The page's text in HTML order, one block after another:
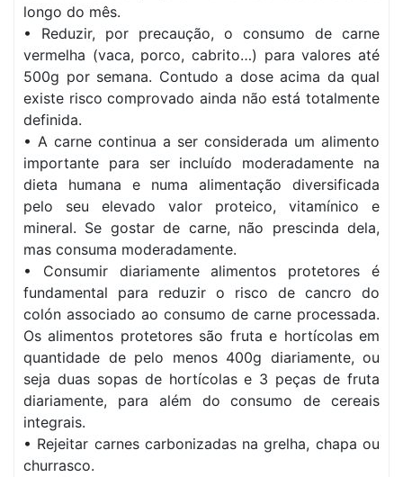
longo do mês.
• Reduzir, por precaução, o consumo de carne
vermelha (vaca, porco, cabrito…) para valores até
500g por semana. Contudo a dose acima da qual
existe risco comprovado ainda não está totalmente
definida.
• A carne continua a ser considerada um alimento
importante para ser incluído moderadamente na
dieta humana e numa alimentação diversificada
pelo seu elevado valor proteico, vitamínico e
mineral. Se gostar de carne, não prescinda dela,
mas consuma moderadamente.
• Consumir diariamente alimentos protetores é
fundamental para reduzir o risco de cancro do
colón associado ao consumo de carne processada.
Os alimentos protetores são fruta e hortícolas em
quantidade de pelo menos 400g diariamente, ou
seja duas sopas de hortícolas e 3 peças de fruta
diariamente, para além do consumo de cereais
integrais.
• Rejeitar carnes carbonizadas na grelha, chapa ou
churrasco.